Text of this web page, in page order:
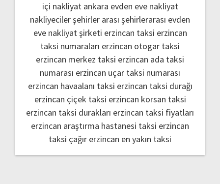
içi nakliyat ankara evden eve nakliyat
nakliyeciler şehirler arası şehirlerarası evden
eve nakliyat şirketi erzincan taksi erzincan
taksi numaraları erzincan otogar taksi
erzincan merkez taksi erzincan ada taksi
numarası erzincan uçar taksi numarası
erzincan havaalanı taksi erzincan taksi durağı
erzincan çiçek taksi erzincan korsan taksi
erzincan taksi durakları erzincan taksi fiyatları
erzincan araştırma hastanesi taksi erzincan
taksi çağır erzincan en yakın taksi